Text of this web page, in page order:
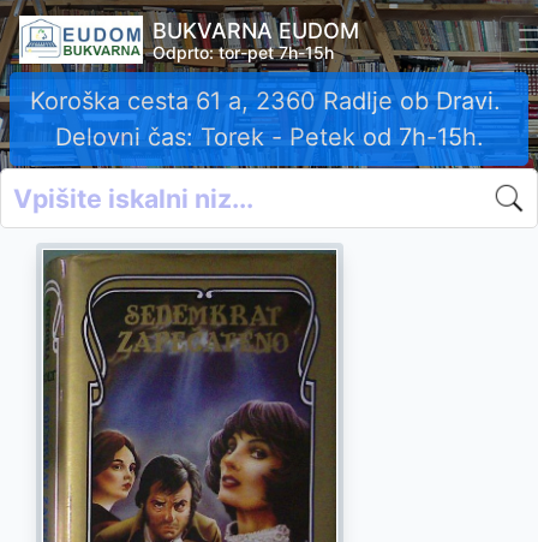
BUKVARNA EUDOM
Odprto: tor-pet 7h-15h
Koroška cesta 61 a, 2360 Radlje ob Dravi.
Delovni čas: Torek - Petek od 7h-15h.